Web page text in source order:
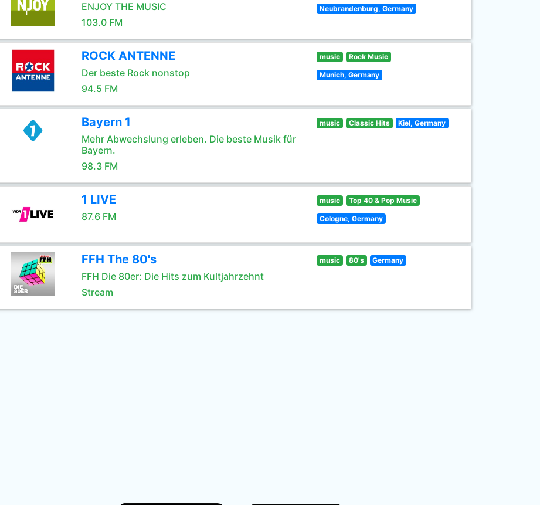
ENJOY THE MUSIC
103.0 FM
Neubrandenburg, Germany
ROCK ANTENNE
Der beste Rock nonstop
94.5 FM
music Rock Music
Munich, Germany
Bayern 1
Mehr Abwechslung erleben. Die beste Musik für
Bayern.
98.3 FM
music Classic Hits Kiel, Germany
1 LIVE
87.6 FM
music Top 40 & Pop Music
Cologne, Germany
FFH The 80's
FFH Die 80er: Die Hits zum Kultjahrzehnt
Stream
music 80's Germany